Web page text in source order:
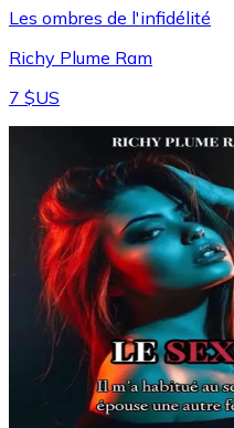
Les ombres de l'infidélité
Richy Plume Ram
7 $US